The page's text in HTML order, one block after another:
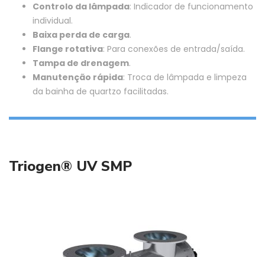
Controlo da lâmpada: Indicador de funcionamento
individual.
Baixa perda de carga.
Flange rotativa: Para conexões de entrada/saída.
Tampa de drenagem.
Manutenção rápida: Troca de lâmpada e limpeza
da bainha de quartzo facilitadas.
Triogen® UV SMP